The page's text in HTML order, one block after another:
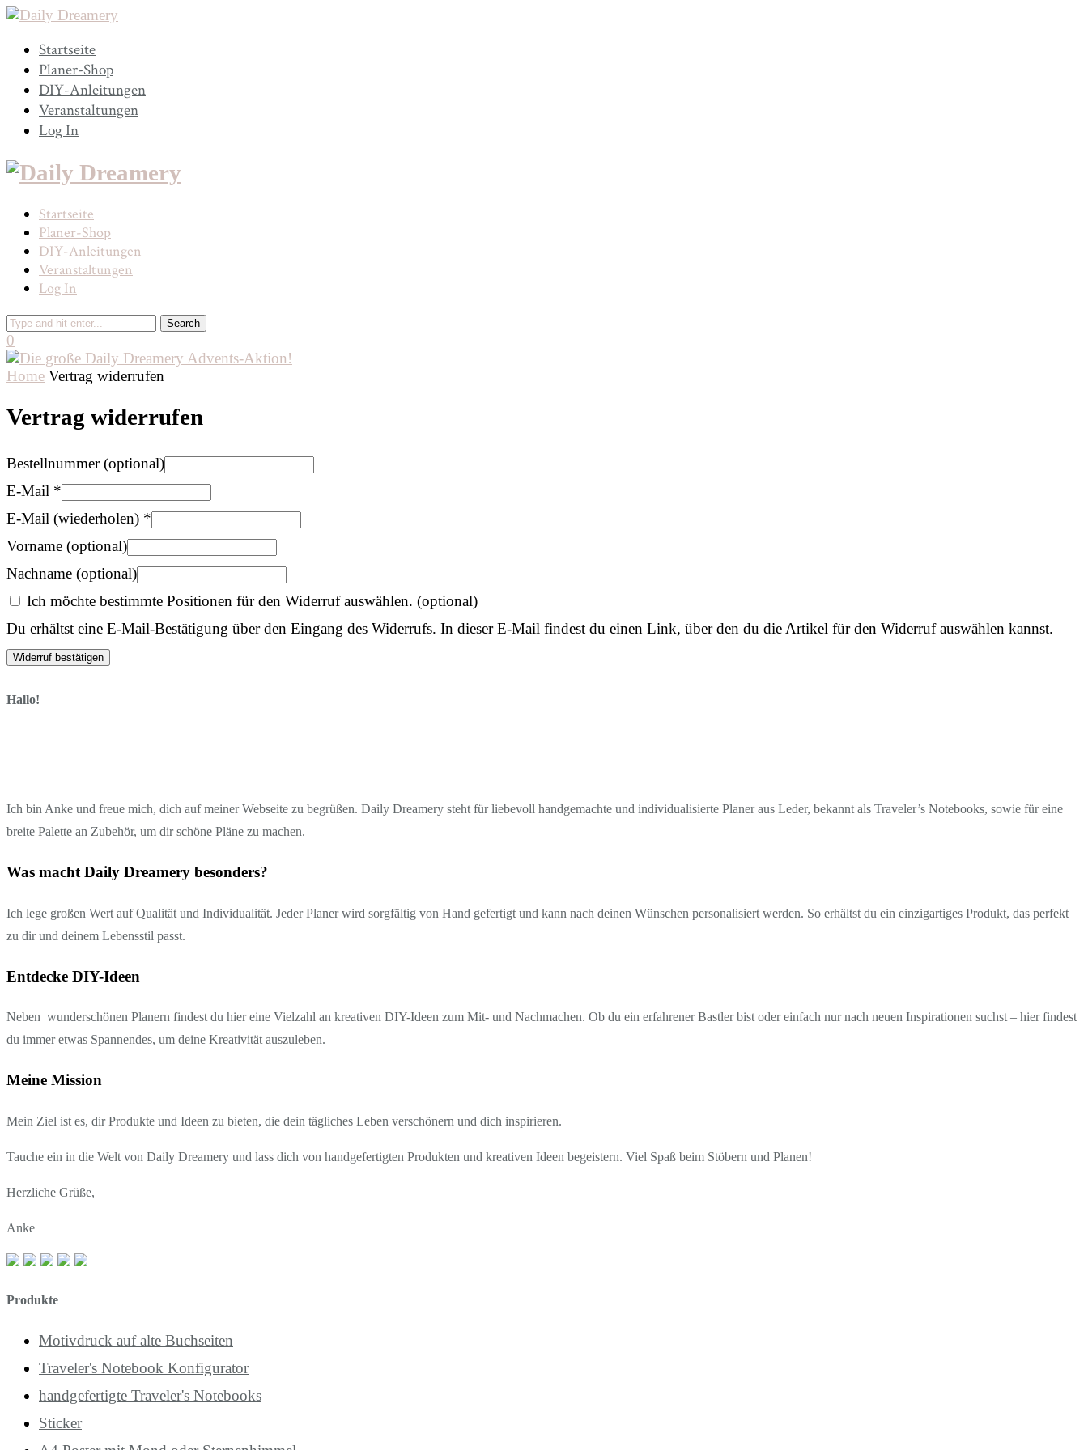
Startseite
Planer-Shop
DIY-Anleitungen
Veranstaltungen
Log In
Startseite
Planer-Shop
DIY-Anleitungen
Veranstaltungen
Log In
0
Home Vertrag widerrufen
Vertrag widerrufen
Bestellnummer(optional)
E-Mail *
E-Mail (wiederholen) *
Vorname (optional)
Nachname (optional)
Ich möchte bestimmte Positionen für den Widerruf auswählen. (optional)
Du erhältst eine E-Mail-Bestätigung über den Eingang des Widerrufs. In dieser E-Mail findest du einen Link, über den du die Artikel für den Widerruf auswählen kannst.
Widerruf bestätigen
Hallo!
Ich bin Anke und freue mich, dich auf meiner Webseite zu begrüßen. Daily Dreamery steht für liebevoll handgemachte und individualisierte Planer aus Leder, bekannt als Traveler’s Notebooks, sowie für eine
breite Palette an Zubehör, um dir schöne Pläne zu machen.
Was macht Daily Dreamery besonders?
Ich lege großen Wert auf Qualität und Individualität. Jeder Planer wird sorgfältig von Hand gefertigt und kann nach deinen Wünschen personalisiert werden. So erhältst du ein einzigartiges Produkt, das perfekt
zu dir und deinem Lebensstil passt.
Entdecke DIY-Ideen
Neben wunderschönen Planern findest du hier eine Vielzahl an kreativen DIY-Ideen zum Mit- und Nachmachen. Ob du ein erfahrener Bastler bist oder einfach nur nach neuen Inspirationen suchst – hier findest
du immer etwas Spannendes, um deine Kreativität auszuleben.
Meine Mission
Mein Ziel ist es, dir Produkte und Ideen zu bieten, die dein tägliches Leben verschönern und dich inspirieren.
Tauche ein in die Welt von Daily Dreamery und lass dich von handgefertigten Produkten und kreativen Ideen begeistern. Viel Spaß beim Stöbern und Planen!
Herzliche Grüße,
Anke
Produkte
Motivdruck auf alte Buchseiten
Traveler's Notebook Konfigurator
handgefertigte Traveler's Notebooks
Sticker